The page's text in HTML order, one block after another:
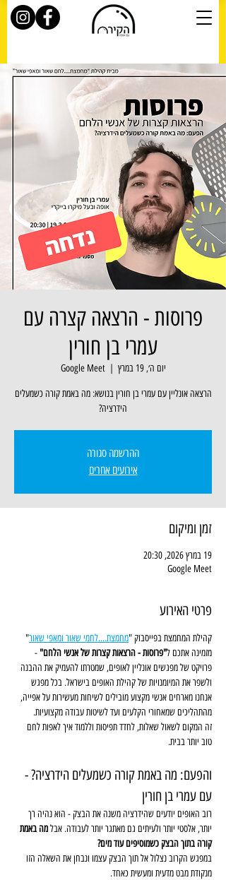
פרוסות - הרצאה קצרה עם
עמרי בן חורין
יום ה׳, 19 במרץ
  |
Google Meet
הרצאה אונליין עם עמרי בן חורין בנושא: מה באמת קורה כשמעלים
הידרציה?
ההרשמה סגורה
אירועים אחרים
זמן ומיקום
19 במרץ 2026, 20:30
Google Meet
פרטי האירוע
קהילת המחמצת בפייסבוק "מחמצת....לחמי שאור ומאפי שאור"
מזמינה אתכם ל"פרוסות - הרצאות קצרות של אנשי הלחם" -
פרויקט של מפגשים אונליין לאופים, שמטרתו להעמיק את ההבנה
ולשפר את המיומנויות של קהילת האופים בישראל. בכל מפגש
אנחנו מארחים אנשי מקצוע מובילים לשיחות מעשירות על אפייה,
מהתהליכים שמאחורי הקלעים ועד לשיטות עבודה מקצועיות.
זה המקום לשאול שאלות, לחדד תפיסות וללמוד איך לאפות לחם
טוב יותר בבית.
והפעם: מה באמת קורה כשמעלים הידרציה? -
עם עמרי בן חורין
רוב האופים יודעים שהידרציה משנה את הבצק - הוא נהיה רך
יותר, אלסטי יותר ולעיתים גם מאתגר יותר לעבודה. אבל מה באמת
קורה בתוך הבצק כשמוסיפים עוד מים?
במפגש הקרוב נצלול אל תוך הבצק עצמו ונבחן את השאלה הזו
מנקודת מבט מדעית ומעשית כאחד.